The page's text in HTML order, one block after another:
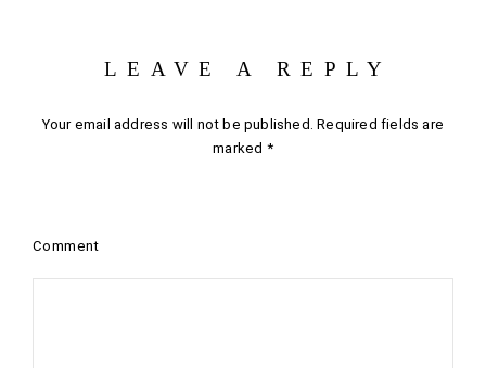
LEAVE A REPLY
Your email address will not be published. Required fields are
marked *
Comment